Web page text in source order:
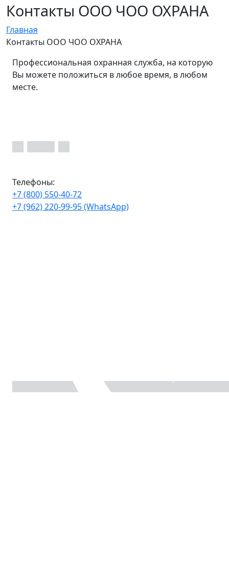
Контакты ООО ЧОО ОХРАНА
Главная
Контакты ООО ЧОО ОХРАНА
Профессиональная охранная служба, на которую
Вы можете положиться в любое время, в любом
месте.
Телефоны:
+7 (800) 550-40-72
+7 (962) 220-99-95 (WhatsApp)